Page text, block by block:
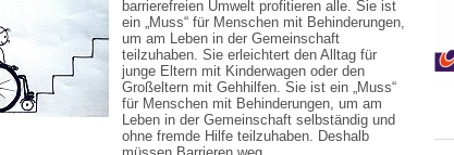
barrierefreien Umwelt profitieren alle. Sie ist
ein „Muss“ für Menschen mit Behinderungen,
um am Leben in der Gemeinschaft
teilzuhaben. Sie erleichtert den Alltag für
junge Eltern mit Kinderwagen oder den
Großeltern mit Gehhilfen. Sie ist ein „Muss“
für Menschen mit Behinderungen, um am
Leben in der Gemeinschaft selbständig und
ohne fremde Hilfe teilzuhaben. Deshalb